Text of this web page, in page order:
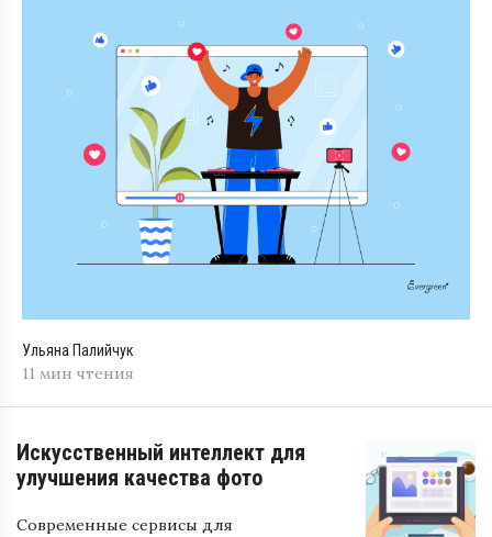
Ульяна Палийчук
11 мин чтения
Искусственный интеллект для
улучшения качества фото
Современные сервисы для